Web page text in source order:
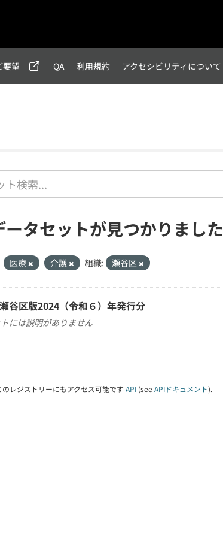
要望 QA 利用規約 アクセシビリティについて
ータセットが見つかりました
医療 介護 組織: 瀬谷区
谷区版2024（令和６）年発行分
には説明がありません
レジストリーにもアクセス可能です API (see APIドキュメント).